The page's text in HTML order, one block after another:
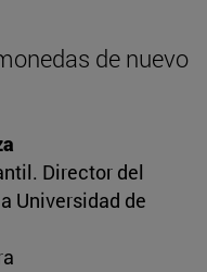
de nuevo
Director del
Universidad de